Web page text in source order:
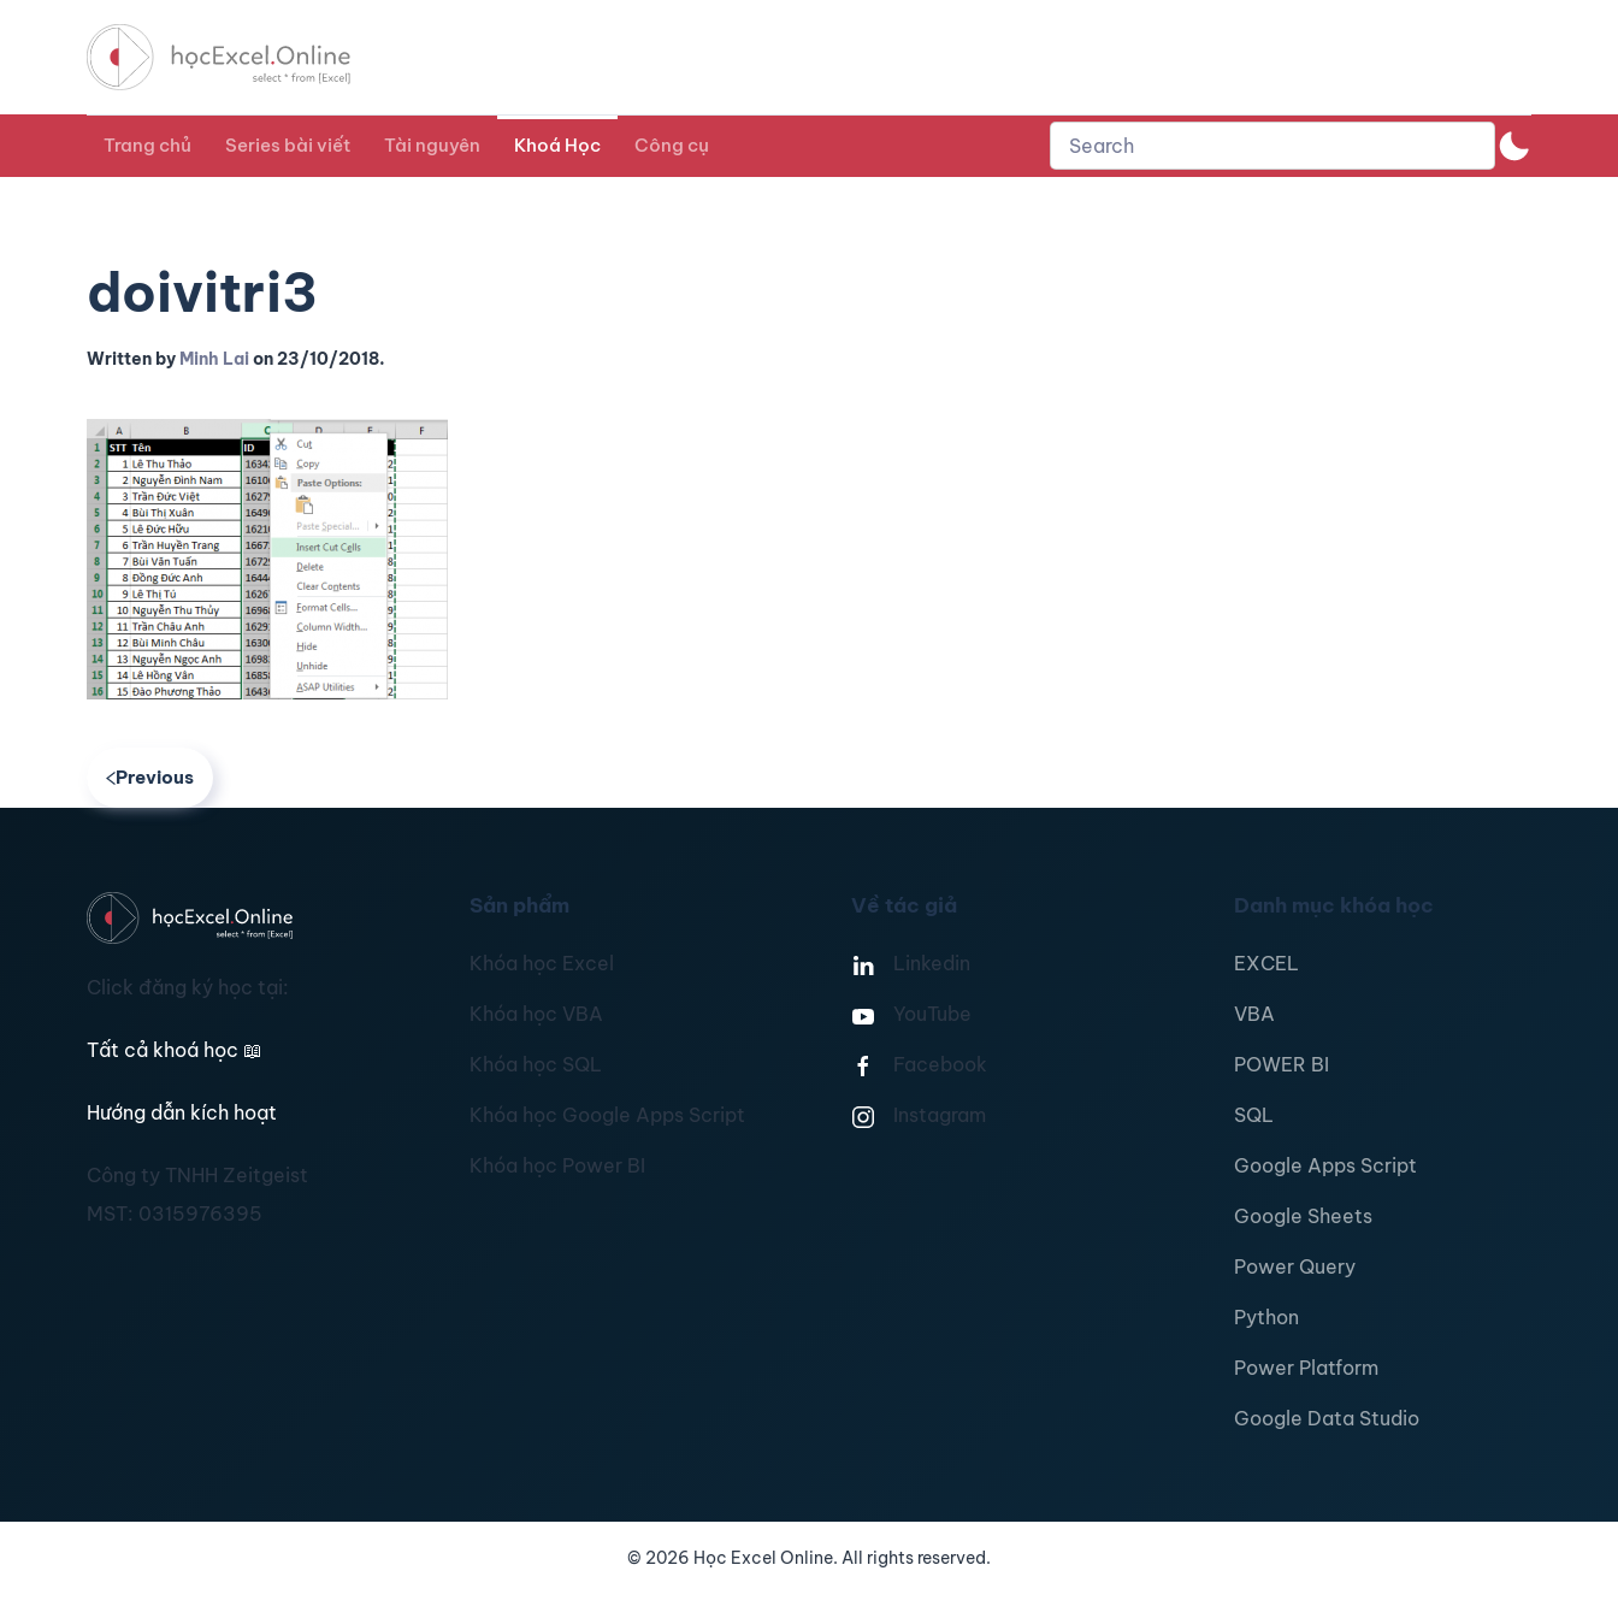
Trang chủ Series bài viết Tài nguyên Khoá Học Công cụ
doivitri3
Written by Minh Laion23/10/2018.
Previous
Click đăng ký học tại:
Tất cả khoá học 📖
Hướng dẫn kích hoạt
Công ty TNHH Zeitgeist
MST: 0315976395
Sản phẩm
Khóa học Excel
Khóa học VBA
Khóa học SQL
Khóa học Google Apps Script
Khóa học Power BI
Về tác giả
Linkedin
YouTube
Facebook
Instagram
Danh mục khóa học
EXCEL
VBA
POWER BI
SQL
Google Apps Script
Google Sheets
Power Query
Python
Power Platform
Google Data Studio
© 2026 Học Excel Online. All rights reserved.